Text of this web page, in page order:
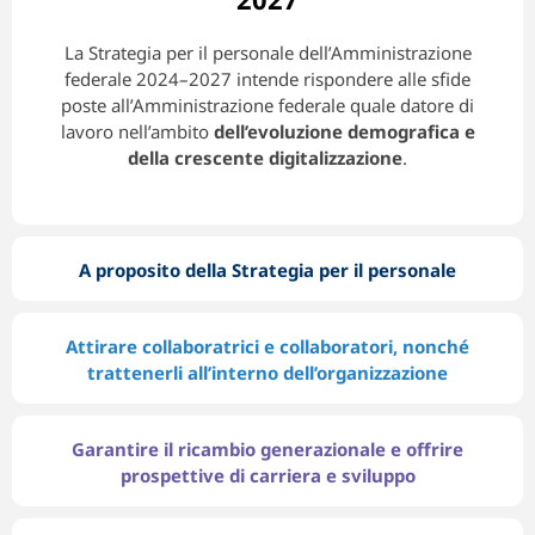
DE FR IT
La Strategia per il personale dell’Amministrazione
federale 2024–2027 intende rispondere alle sfide
poste all’Amministrazione federale quale datore di
lavoro nell’ambito dell’evoluzione demografica e
della crescente digitalizzazione.
A proposito della Strategia per il personale
Attirare collaboratrici e collaboratori, nonché
trattenerli all’interno dell’organizzazione
Garantire il ricambio generazionale e offrire
prospettive di carriera e sviluppo